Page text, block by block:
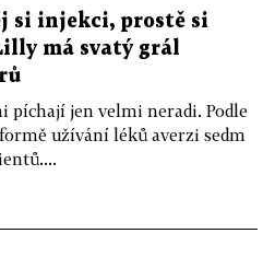
si injekci, prostě si
má svatý grál
píchají jen velmi neradi. Podle
užívání léků averzi sedm